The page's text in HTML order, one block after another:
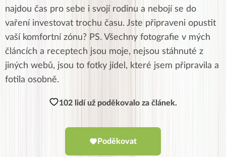
najdou čas pro sebe i svojí rodinu a nebojí se do
vaření investovat trochu času. Jste připraveni opustit
vaší komfortní zónu? PS. Všechny fotografie v mých
článcích a receptech jsou moje, nejsou stáhnuté z
jiných webů, jsou to fotky jídel, které jsem připravila a
fotila osobně.
102 lidí už poděkovalo za článek.
Poděkovat